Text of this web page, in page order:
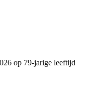
op 79-jarige leeftijd